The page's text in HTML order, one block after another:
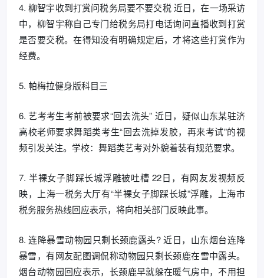
4. 柳智宇收到打赏问税务局要不要交税 近日，在一场采访
中，柳智宇称自己专门给税务局打电话询问直播收到打赏
是否要交税。在得知没有明确规定后，才将这些打赏作为
经费。
5. 帕梅拉健身版科目三
6. 艺考考生考前被要求“回去洗头” 近日，疑似山东某驻济
高校老师要求舞蹈类考生“回去洗掉发胶，再来考试”的视
频引发关注。学校：舞蹈类艺考对外貌着装有规范要求。
7. 半裸女子脚踩长城浮雕被吐槽 22日，有网友发视频反
映，上海一税务大厅有“半裸女子脚踩长城”浮雕，上海市
税务服务热线回应表示，将向相关部门反映此事。
8. 连降暴雪动物园只剩长颈鹿露头? 近日，山东烟台连降
暴雪，有网友配图调侃称动物园只剩长颈鹿在雪中露头。
烟台动物园回应表示，长颈鹿早就躲在暖气房中，不用担